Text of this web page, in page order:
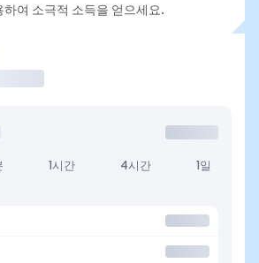
하여 소극적 소득을 얻으세요.
1시간 4시간 1일